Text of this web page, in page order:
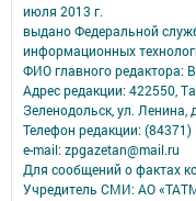
июля 2013 г.
выдано Федеральной
информационных
ФИО главного редактора:
Адрес редакции: 422550,
Зеленодольск, ул. Ленина,
Телефон редакции: (84371)
e-mail: zpgazetan@mail.ru
Для сообщений о фактах
Учредитель СМИ: АО